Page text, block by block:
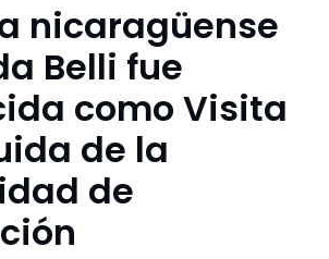
nicaragüense
Belli fue
como Visita
de la
de